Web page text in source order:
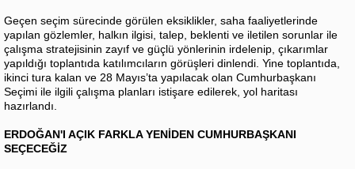
Geçen seçim sürecinde görülen eksiklikler, saha faaliyetlerinde
yapılan gözlemler, halkın ilgisi, talep, beklenti ve iletilen sorunlar ile
çalışma stratejisinin zayıf ve güçlü yönlerinin irdelenip, çıkarımlar
yapıldığı toplantıda katılımcıların görüşleri dinlendi. Yine toplantıda,
ikinci tura kalan ve 28 Mayıs’ta yapılacak olan Cumhurbaşkanı
Seçimi ile ilgili çalışma planları istişare edilerek, yol haritası
hazırlandı.
ERDOĞAN'I AÇIK FARKLA YENİDEN CUMHURBAŞKANI
SEÇECEĞİZ